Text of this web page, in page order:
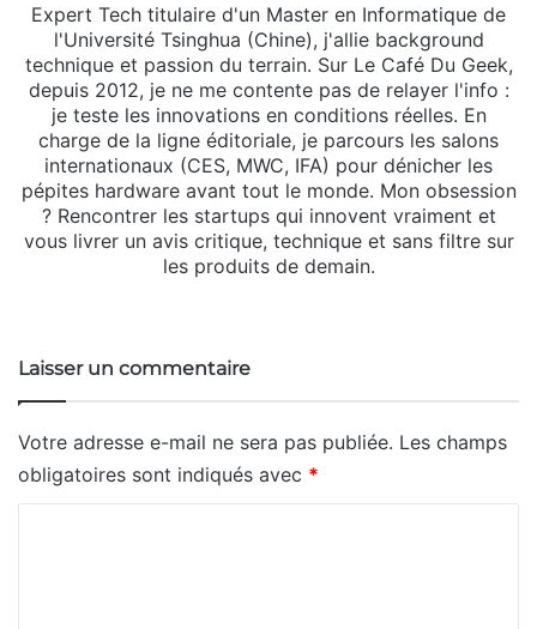
Expert Tech titulaire d'un Master en Informatique de
l'Université Tsinghua (Chine), j'allie background
technique et passion du terrain. Sur Le Café Du Geek,
depuis 2012, je ne me contente pas de relayer l'info :
je teste les innovations en conditions réelles. En
charge de la ligne éditoriale, je parcours les salons
internationaux (CES, MWC, IFA) pour dénicher les
pépites hardware avant tout le monde. Mon obsession
? Rencontrer les startups qui innovent vraiment et
vous livrer un avis critique, technique et sans filtre sur
les produits de demain.
Laisser un commentaire
Votre adresse e-mail ne sera pas publiée. Les champs
obligatoires sont indiqués avec *